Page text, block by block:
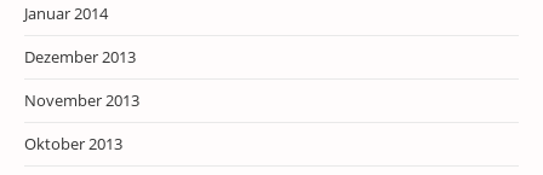
Januar 2014
Dezember 2013
November 2013
Oktober 2013